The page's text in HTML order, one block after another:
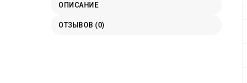
ОПИСАНИЕ
ОТЗЫВОВ (0)